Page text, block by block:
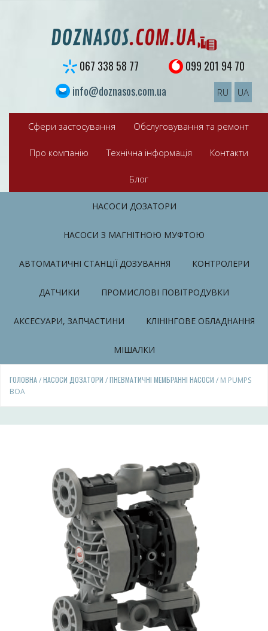
067 338 58 77
099 201 94 70
info@doznasos.com.ua
RU UA
Сфери застосування Обслуговування та ремонт
Про компанію Технічна інформація Контакти
Блог
НАСОСИ ДОЗАТОРИ
НАСОСИ З МАГНІТНОЮ МУФТОЮ
АВТОМАТИЧНІ СТАНЦІЇ ДОЗУВАННЯ КОНТРОЛЕРИ
ДАТЧИКИ ПРОМИСЛОВІ ПОВІТРОДУВКИ
АКСЕСУАРИ, ЗАПЧАСТИНИ КЛІНІНГОВЕ ОБЛАДНАННЯ
МІШАЛКИ
ГОЛОВНА/НАСОСИ ДОЗАТОРИ /ПНЕВМАТИЧНІ МЕМБРАННІ НАСОСИ / M PUMPS
BOA